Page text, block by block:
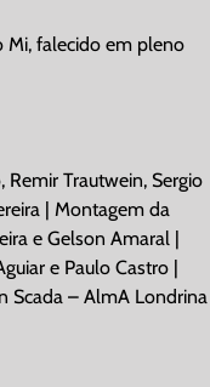
Mi, falecido em pleno
Remir Trautwein, Sergio
| Montagem da
e Gelson Amaral |
e Paulo Castro |
Scada – AlmA Londrina